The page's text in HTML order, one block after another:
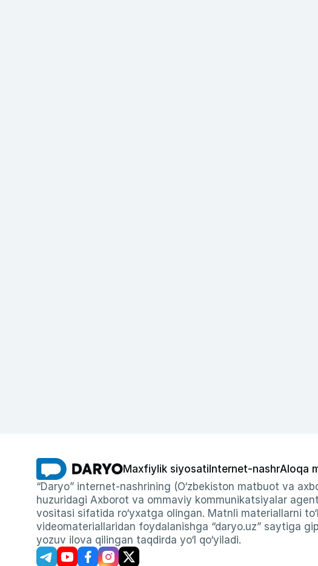
Maxfiylik siyosati Internet-nashrAloqa
“Daryo” internet-nashrining (O‘zbekiston matbuot va
huzuridagi Axborot va ommaviy kommunikatsiyalar
vositasi sifatida ro‘yxatga olingan. Matnli materiallarni
videomateriallaridan foydalanishga “daryo.uz” saytiga
yozuv ilova qilingan taqdirda yo‘l qo‘yiladi.